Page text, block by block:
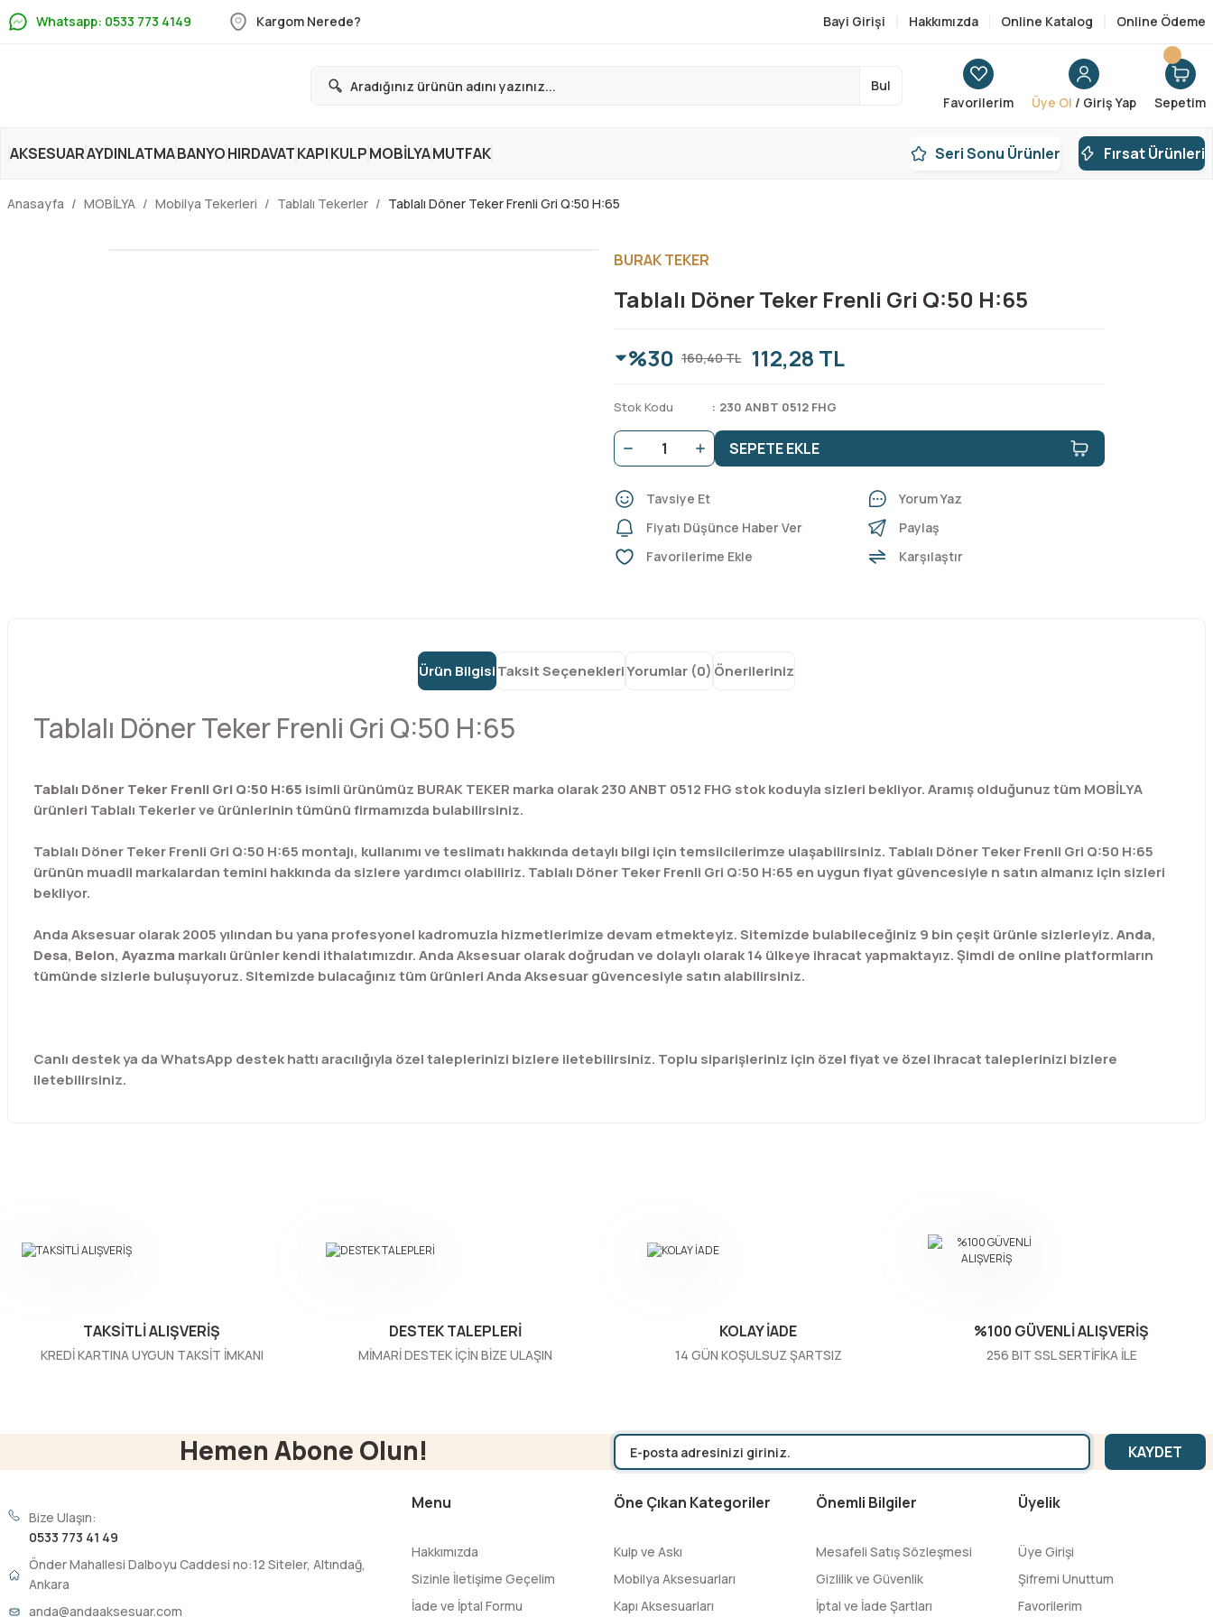
Whatsapp: 0533 773 4149 Kargom Nerede? Bayi Girişi Hakkımızda Online Katalog Online Ödeme
Bul
Favorilerim
Üye Ol / Giriş Yap Sepetim
AKSESUARAYDINLATMABANYOHIRDAVATKAPIKULPMOBİLYAMUTFAK Seri Sonu Ürünler Fırsat Ürünleri
Anasayfa MOBİLYA Mobilya Tekerleri Tablalı Tekerler Tablalı Döner Teker Frenli Gri Q:50 H:65
BURAK TEKER
Tablalı Döner Teker Frenli Gri Q:50 H:65
%30 160,40 TL 112,28 TL
Stok Kodu 230 ANBT 0512 FHG
SEPETE EKLE
Tavsiye Et
Yorum Yaz
Fiyatı Düşünce Haber Ver
Paylaş
Karşılaştır
Ürün BilgisiTaksit SeçenekleriYorumlar (0) Önerileriniz
Tablalı Döner Teker Frenli Gri Q:50 H:65
Tablalı Döner Teker Frenli Gri Q:50 H:65 isimli ürünümüz BURAK TEKER marka olarak 230 ANBT 0512 FHG stok koduyla sizleri bekliyor. Aramış olduğunuz tüm MOBİLYA
ürünleri Tablalı Tekerler ve ürünlerinin tümünü firmamızda bulabilirsiniz.
Tablalı Döner Teker Frenli Gri Q:50 H:65 montajı, kullanımı ve teslimatı hakkında detaylı bilgi için temsilcilerimze ulaşabilirsiniz. Tablalı Döner Teker Frenli Gri Q:50 H:65
ürünün muadil markalardan temini hakkında da sizlere yardımcı olabiliriz. Tablalı Döner Teker Frenli Gri Q:50 H:65 en uygun fiyat güvencesiyle n satın almanız için sizleri
bekliyor.
Anda Aksesuar olarak 2005 yılından bu yana profesyonel kadromuzla hizmetlerimize devam etmekteyiz. Sitemizde bulabileceğiniz 9 bin çeşit ürünle sizlerleyiz.Anda,
Desa, Belon, Ayazma markalı ürünler kendi ithalatımızdır. Anda Aksesuar olarak doğrudan ve dolaylı olarak 14 ülkeye ihracat yapmaktayız. Şimdi de online platformların
tümünde sizlerle buluşuyoruz. Sitemizde bulacağınız tüm ürünleri Anda Aksesuar güvencesiyle satın alabilirsiniz.
Canlı destek ya da WhatsApp destek hattı aracılığıyla özel taleplerinizi bizlere iletebilirsiniz. Toplu siparişleriniz için özel fiyat ve özel ihracat taleplerinizi bizlere
iletebilirsiniz.
Ürün bilgilerinde hatalar bulunuyor.
Gönder
TAKSİTLİ ALIŞVERİŞ
KREDİ KARTINA UYGUN TAKSİT İMKANI
DESTEK TALEPLERİ
MİMARİ DESTEK İÇİN BİZE ULAŞIN
KOLAY İADE
14 GÜN KOŞULSUZ ŞARTSIZ
%100 GÜVENLİ ALIŞVERİŞ
256 BIT SSL SERTİFİKA İLE
Hemen Abone Olun! KAYDET
Bize Ulaşın:
0533 773 41 49
Önder Mahallesi Dalboyu Caddesi no:12 Siteler, Altındağ,
Ankara
anda@andaaksesuar.com
Menu
Hakkımızda
Sizinle İletişime Geçelim
İade ve İptal Formu
Öne Çıkan Kategoriler
Kulp ve Askı
Mobilya Aksesuarları
Kapı Aksesuarları
Önemli Bilgiler
Mesafeli Satış Sözleşmesi
Gizlilik ve Güvenlik
İptal ve İade Şartları
Üyelik
Üye Girişi
Şifremi Unuttum
Favorilerim